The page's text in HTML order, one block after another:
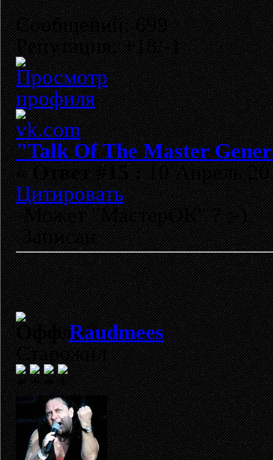
Сообщений: 699
Репутация: +18/-1
"Talk Of The Master
«Ответ #15 :10 Апрель
Цитировать
Может "МастерОК" ? ;-)
Записан
Raudmees
Старожил